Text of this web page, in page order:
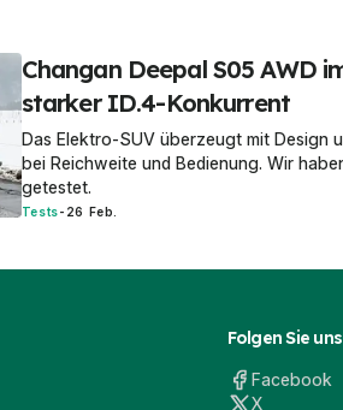
Changan Deepal S05 AWD
starker ID.4-Konkurrent
Das Elektro-SUV überzeugt mit Design
bei Reichweite und Bedienung. Wir
getestet.
Tests- 26 Feb.
Folgen Sie uns
Facebook
X